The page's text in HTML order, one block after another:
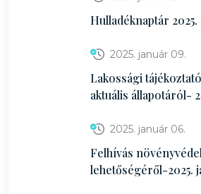
Hulladéknaptár
2025. január 09.
Lakossági
aktuális állapotáról-
2025. január 06.
Felhívás
lehetőségéről-2025.